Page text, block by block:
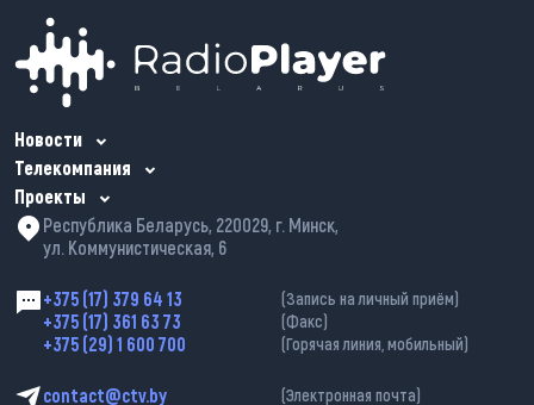
Новости
Телекомпания
Проекты
Республика Беларусь, 220029, г. Минск,
ул. Коммунистическая, 6
+375 (17) 379 64 13 (Запись на личный приём)
+375 (17) 361 63 73 (Факс)
+375 (29) 1 600 700 (Горячая линия, мобильный)
contact@ctv.by (Электронная почта)